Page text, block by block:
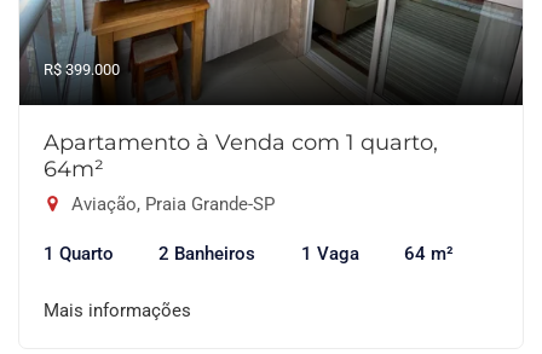
R$ 399.000
Apartamento à Venda com 1 quarto,
64m²
Aviação, Praia Grande-SP
1 Quarto 2 Banheiros 1 Vaga 64 m²
Mais informações